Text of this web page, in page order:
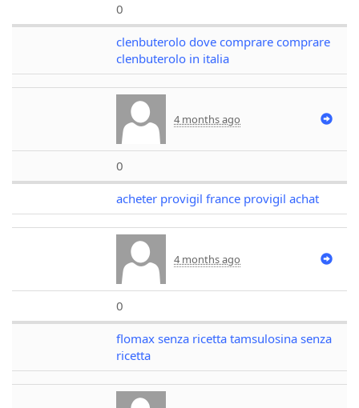
0
clenbuterolo dove comprare comprare
clenbuterolo in italia
4 months ago
0
acheter provigil france provigil achat
4 months ago
0
flomax senza ricetta tamsulosina senza
ricetta